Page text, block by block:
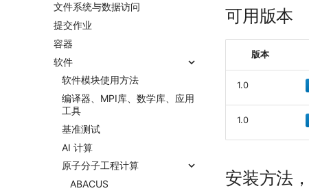
文件系统与数据访问
提交作业
容器
软件
软件模块使用方法
编译器、MPI库、数学库、应用
工具
基准测试
AI 计算
原子分子工程计算
ABACUS
可用版本
版本
1.0
1.0
安装方法